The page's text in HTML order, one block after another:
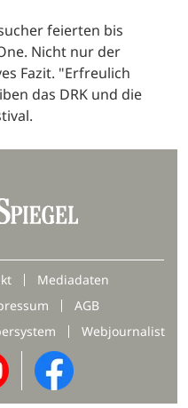
feierten bis
Nicht nur der
Fazit. "Erfreulich
das DRK und die
Mediadaten
AGB
Webjournalist